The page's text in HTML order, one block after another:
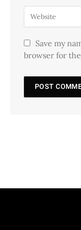
Save my
browser for